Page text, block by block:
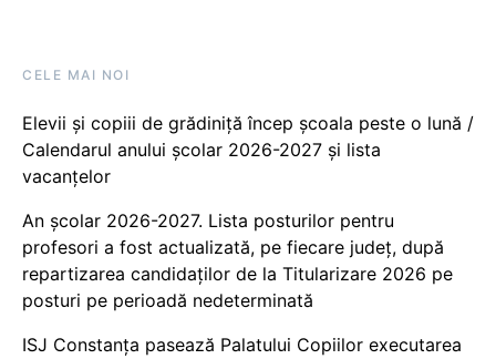
CELE MAI NOI
Elevii și copiii de grădiniță încep școala peste o lună /
Calendarul anului școlar 2026-2027 și lista
vacanțelor
An școlar 2026-2027. Lista posturilor pentru
profesori a fost actualizată, pe fiecare județ, după
repartizarea candidaților de la Titularizare 2026 pe
posturi pe perioadă nedeterminată
ISJ Constanța pasează Palatului Copiilor executarea